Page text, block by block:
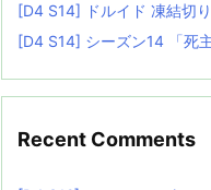
[D4 S14] ドルイド 凍結切
[D4 S14] シーズン14 「死
Recent Comments